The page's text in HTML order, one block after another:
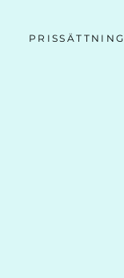
PRISSÄTTNING